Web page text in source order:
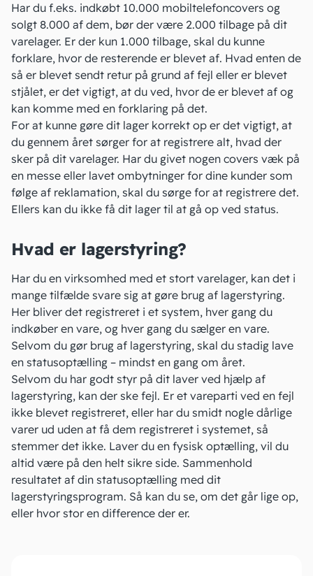
Har du f.eks. indkøbt 10.000 mobiltelefoncovers og
solgt 8.000 af dem, bør der være 2.000 tilbage på dit
varelager. Er der kun 1.000 tilbage, skal du kunne
forklare, hvor de resterende er blevet af. Hvad enten de
så er blevet sendt retur på grund af fejl eller er blevet
stjålet, er det vigtigt, at du ved, hvor de er blevet af og
kan komme med en forklaring på det.
For at kunne gøre dit lager korrekt op er det vigtigt, at
du gennem året sørger for at registrere alt, hvad der
sker på dit varelager. Har du givet nogen covers væk på
en messe eller lavet ombytninger for dine kunder som
følge af reklamation, skal du sørge for at registrere det.
Ellers kan du ikke få dit lager til at gå op ved status.
Hvad er lagerstyring?
Har du en virksomhed med et stort varelager, kan det i
mange tilfælde svare sig at gøre brug af lagerstyring.
Her bliver det registreret i et system, hver gang du
indkøber en vare, og hver gang du sælger en vare.
Selvom du gør brug af lagerstyring, skal du stadig lave
en statusoptælling – mindst en gang om året.
Selvom du har godt styr på dit laver ved hjælp af
lagerstyring, kan der ske fejl. Er et vareparti ved en fejl
ikke blevet registreret, eller har du smidt nogle dårlige
varer ud uden at få dem registreret i systemet, så
stemmer det ikke. Laver du en fysisk optælling, vil du
altid være på den helt sikre side. Sammenhold
resultatet af din statusoptælling med dit
lagerstyringsprogram. Så kan du se, om det går lige op,
eller hvor stor en difference der er.